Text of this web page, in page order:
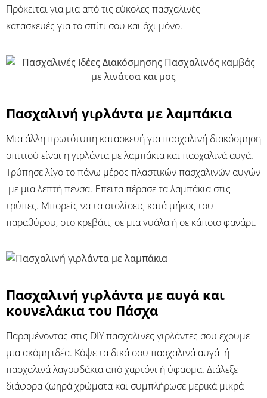
Πρόκειται για μια από τις εύκολες πασχαλινές
κατασκευές για το σπίτι σου και όχι μόνο.
Πασχαλινή γιρλάντα με λαμπάκια
Μια άλλη πρωτότυπη κατασκευή για πασχαλινή διακόσμηση
σπιτιού είναι η γιρλάντα με λαμπάκια και πασχαλινά αυγά.
Τρύπησε λίγο το πάνω μέρος πλαστικών πασχαλινών αυγών
με μια λεπτή πένσα. Έπειτα πέρασε τα λαμπάκια στις
τρύπες. Μπορείς να τα στολίσεις κατά μήκος του
παραθύρου, στο κρεβάτι, σε μια γυάλα ή σε κάποιο φανάρι.
Πασχαλινή γιρλάντα με αυγά και
κουνελάκια του Πάσχα
Παραμένοντας στις DIY πασχαλινές γιρλάντες σου έχουμε
μια ακόμη ιδέα. Κόψε τα δικά σου πασχαλινά αυγά ή
πασχαλινά λαγουδάκια από χαρτόνι ή ύφασμα. Διάλεξε
διάφορα ζωηρά χρώματα και συμπλήρωσε μερικά μικρά